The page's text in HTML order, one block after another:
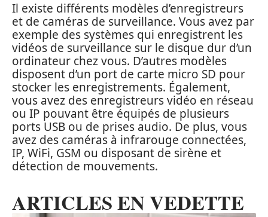
Il existe différents modèles d’enregistreurs
et de caméras de surveillance. Vous avez par
exemple des systèmes qui enregistrent les
vidéos de surveillance sur le disque dur d’un
ordinateur chez vous. D’autres modèles
disposent d’un port de carte micro SD pour
stocker les enregistrements. Également,
vous avez des enregistreurs vidéo en réseau
ou IP pouvant être équipés de plusieurs
ports USB ou de prises audio. De plus, vous
avez des caméras à infrarouge connectées,
IP, WiFi, GSM ou disposant de sirène et
détection de mouvements.
ARTICLES EN VEDETTE